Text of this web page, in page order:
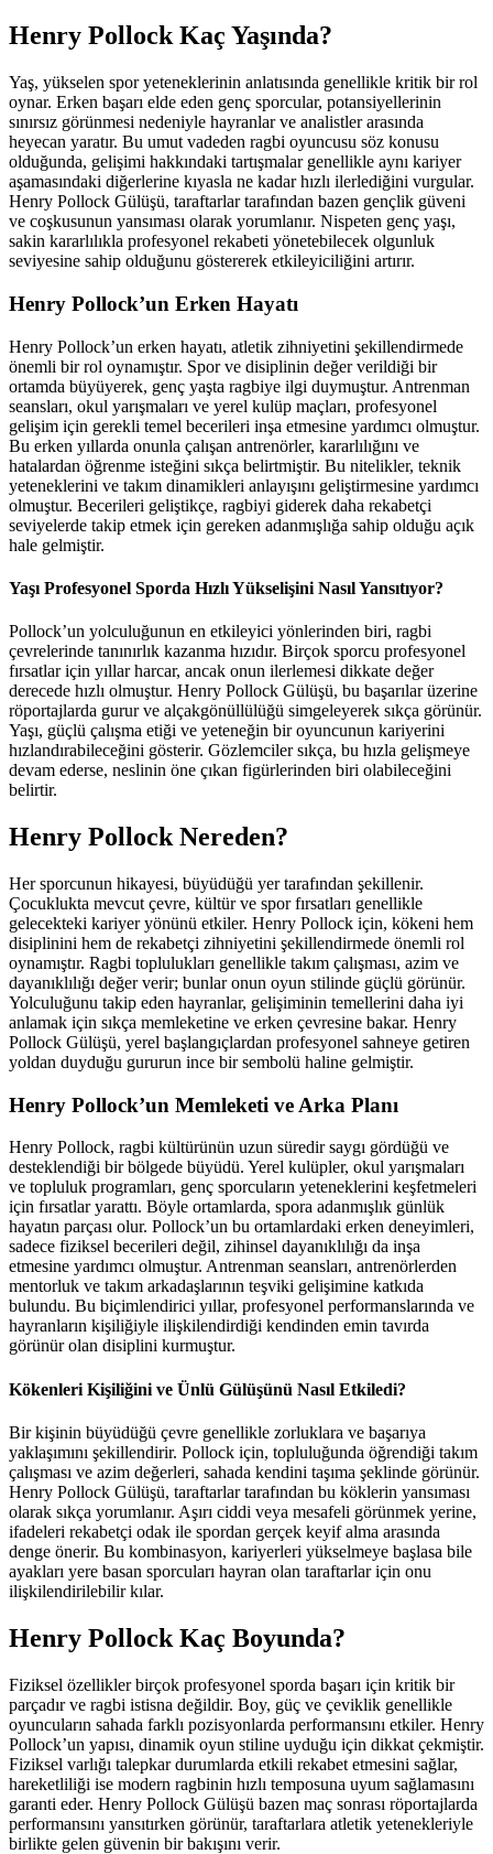
Henry Pollock Kaç Yaşında?
Yaş, yükselen spor yeteneklerinin anlatısında genellikle kritik bir rol
oynar. Erken başarı elde eden genç sporcular, potansiyellerinin
sınırsız görünmesi nedeniyle hayranlar ve analistler arasında
heyecan yaratır. Bu umut vadeden ragbi oyuncusu söz konusu
olduğunda, gelişimi hakkındaki tartışmalar genellikle aynı kariyer
aşamasındaki diğerlerine kıyasla ne kadar hızlı ilerlediğini vurgular.
Henry Pollock Gülüşü, taraftarlar tarafından bazen gençlik güveni
ve coşkusunun yansıması olarak yorumlanır. Nispeten genç yaşı,
sakin kararlılıkla profesyonel rekabeti yönetebilecek olgunluk
seviyesine sahip olduğunu göstererek etkileyiciliğini artırır.
Henry Pollock’un Erken Hayatı
Henry Pollock’un erken hayatı, atletik zihniyetini şekillendirmede
önemli bir rol oynamıştır. Spor ve disiplinin değer verildiği bir
ortamda büyüyerek, genç yaşta ragbiye ilgi duymuştur. Antrenman
seansları, okul yarışmaları ve yerel kulüp maçları, profesyonel
gelişim için gerekli temel becerileri inşa etmesine yardımcı olmuştur.
Bu erken yıllarda onunla çalışan antrenörler, kararlılığını ve
hatalardan öğrenme isteğini sıkça belirtmiştir. Bu nitelikler, teknik
yeteneklerini ve takım dinamikleri anlayışını geliştirmesine yardımcı
olmuştur. Becerileri geliştikçe, ragbiyi giderek daha rekabetçi
seviyelerde takip etmek için gereken adanmışlığa sahip olduğu açık
hale gelmiştir.
Yaşı Profesyonel Sporda Hızlı Yükselişini Nasıl Yansıtıyor?
Pollock’un yolculuğunun en etkileyici yönlerinden biri, ragbi
çevrelerinde tanınırlık kazanma hızıdır. Birçok sporcu profesyonel
fırsatlar için yıllar harcar, ancak onun ilerlemesi dikkate değer
derecede hızlı olmuştur. Henry Pollock Gülüşü, bu başarılar üzerine
röportajlarda gurur ve alçakgönüllülüğü simgeleyerek sıkça görünür.
Yaşı, güçlü çalışma etiği ve yeteneğin bir oyuncunun kariyerini
hızlandırabileceğini gösterir. Gözlemciler sıkça, bu hızla gelişmeye
devam ederse, neslinin öne çıkan figürlerinden biri olabileceğini
belirtir.
Henry Pollock Nereden?
Her sporcunun hikayesi, büyüdüğü yer tarafından şekillenir.
Çocuklukta mevcut çevre, kültür ve spor fırsatları genellikle
gelecekteki kariyer yönünü etkiler. Henry Pollock için, kökeni hem
disiplinini hem de rekabetçi zihniyetini şekillendirmede önemli rol
oynamıştır. Ragbi toplulukları genellikle takım çalışması, azim ve
dayanıklılığı değer verir; bunlar onun oyun stilinde güçlü görünür.
Yolculuğunu takip eden hayranlar, gelişiminin temellerini daha iyi
anlamak için sıkça memleketine ve erken çevresine bakar. Henry
Pollock Gülüşü, yerel başlangıçlardan profesyonel sahneye getiren
yoldan duyduğu gururun ince bir sembolü haline gelmiştir.
Henry Pollock’un Memleketi ve Arka Planı
Henry Pollock, ragbi kültürünün uzun süredir saygı gördüğü ve
desteklendiği bir bölgede büyüdü. Yerel kulüpler, okul yarışmaları
ve topluluk programları, genç sporcuların yeteneklerini keşfetmeleri
için fırsatlar yarattı. Böyle ortamlarda, spora adanmışlık günlük
hayatın parçası olur. Pollock’un bu ortamlardaki erken deneyimleri,
sadece fiziksel becerileri değil, zihinsel dayanıklılığı da inşa
etmesine yardımcı olmuştur. Antrenman seansları, antrenörlerden
mentorluk ve takım arkadaşlarının teşviki gelişimine katkıda
bulundu. Bu biçimlendirici yıllar, profesyonel performanslarında ve
hayranların kişiliğiyle ilişkilendirdiği kendinden emin tavırda
görünür olan disiplini kurmuştur.
Kökenleri Kişiliğini ve Ünlü Gülüşünü Nasıl Etkiledi?
Bir kişinin büyüdüğü çevre genellikle zorluklara ve başarıya
yaklaşımını şekillendirir. Pollock için, topluluğunda öğrendiği takım
çalışması ve azim değerleri, sahada kendini taşıma şeklinde görünür.
Henry Pollock Gülüşü, taraftarlar tarafından bu köklerin yansıması
olarak sıkça yorumlanır. Aşırı ciddi veya mesafeli görünmek yerine,
ifadeleri rekabetçi odak ile spordan gerçek keyif alma arasında
denge önerir. Bu kombinasyon, kariyerleri yükselmeye başlasa bile
ayakları yere basan sporcuları hayran olan taraftarlar için onu
ilişkilendirilebilir kılar.
Henry Pollock Kaç Boyunda?
Fiziksel özellikler birçok profesyonel sporda başarı için kritik bir
parçadır ve ragbi istisna değildir. Boy, güç ve çeviklik genellikle
oyuncuların sahada farklı pozisyonlarda performansını etkiler. Henry
Pollock’un yapısı, dinamik oyun stiline uyduğu için dikkat çekmiştir.
Fiziksel varlığı talepkar durumlarda etkili rekabet etmesini sağlar,
hareketliliği ise modern ragbinin hızlı temposuna uyum sağlamasını
garanti eder. Henry Pollock Gülüşü bazen maç sonrası röportajlarda
performansını yansıtırken görünür, taraftarlara atletik yetenekleriyle
birlikte gelen güvenin bir bakışını verir.